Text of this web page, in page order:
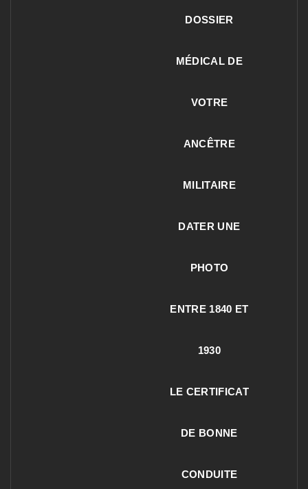
DOSSIER
MÉDICAL DE
VOTRE
ANCÊTRE
MILITAIRE
DATER UNE
PHOTO
ENTRE 1840 ET
1930
LE CERTIFICAT
DE BONNE
CONDUITE